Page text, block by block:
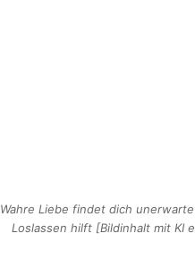
Wahre Liebe findet dich
Loslassen hilft [Bildinhalt mit KI